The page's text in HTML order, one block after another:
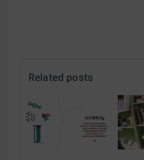
純素料理食譜
Related posts